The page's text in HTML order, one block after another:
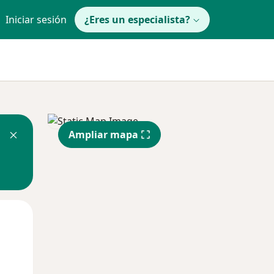
Iniciar sesión ¿Eres un especialista?
Ampliar mapa